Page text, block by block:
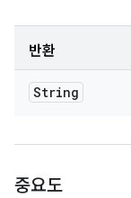
반환
String
중요도